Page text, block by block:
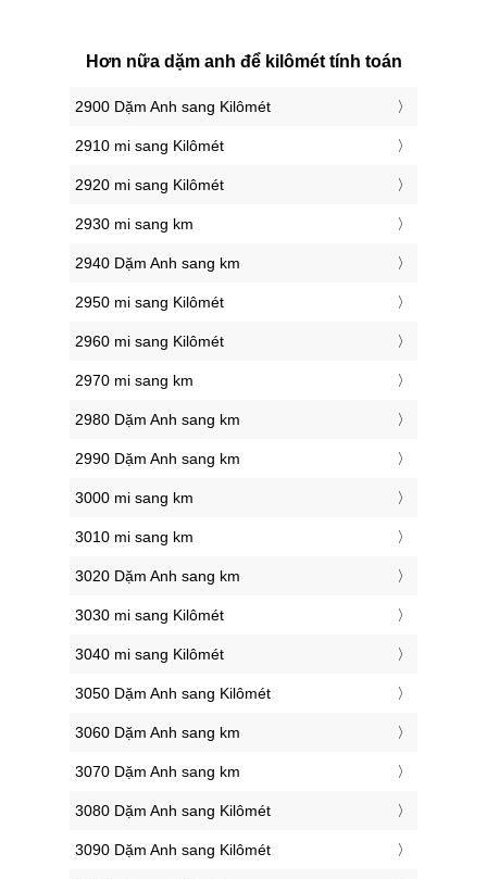
Hơn nữa dặm anh để kilômét tính toán
2900 Dặm Anh sang Kilômét
2910 mi sang Kilômét
2920 mi sang Kilômét
2930 mi sang km
2940 Dặm Anh sang km
2950 mi sang Kilômét
2960 mi sang Kilômét
2970 mi sang km
2980 Dặm Anh sang km
2990 Dặm Anh sang km
3000 mi sang km
3010 mi sang km
3020 Dặm Anh sang km
3030 mi sang Kilômét
3040 mi sang Kilômét
3050 Dặm Anh sang Kilômét
3060 Dặm Anh sang km
3070 Dặm Anh sang km
3080 Dặm Anh sang Kilômét
3090 Dặm Anh sang Kilômét